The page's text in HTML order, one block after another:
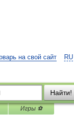
RU
на свой сайт
Найти!
Игры ⚽